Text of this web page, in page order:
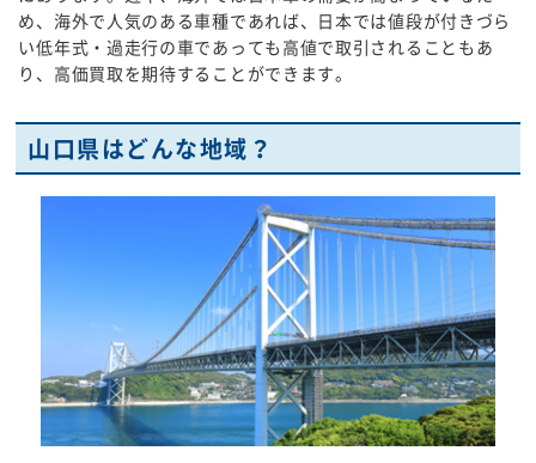
め、海外で人気のある車種であれば、日本では値段が付きづら
い低年式・過走行の車であっても高値で取引されることもあ
り、高価買取を期待することができます。
山口県はどんな地域？